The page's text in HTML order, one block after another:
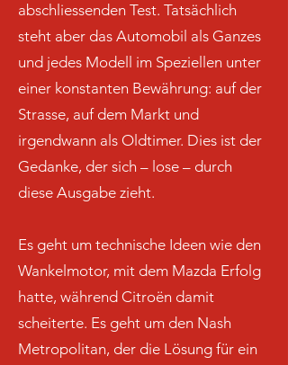
abschliessenden Test. Tatsächlich
steht aber das Automobil als Ganzes
und jedes Modell im Speziellen unter
einer konstanten Bewährung: auf der
Strasse, auf dem Markt und
irgendwann als Oldtimer. Dies ist der
Gedanke, der sich – lose – durch
diese Ausgabe zieht.
Es geht um technische Ideen wie den
Wankelmotor, mit dem Mazda Erfolg
hatte, während Citroën damit
scheiterte. Es geht um den Nash
Metropolitan, der die Lösung für ein